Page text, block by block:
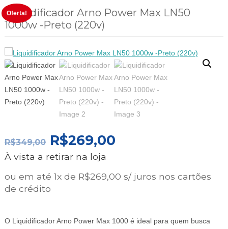
Liquidificador Arno Power Max LN50
1000w -Preto (220v)
Oferta!
R$349,00 O
PREÇO
ORIGINAL
ERA:
R$349,00.
R$269,00O
É:
À vista a retirar na loja
ou em até 1x de R$269,00 s/ juros nos cartões
de crédito
O Liquidificador Arno Power Max 1000 é ideal para quem busca